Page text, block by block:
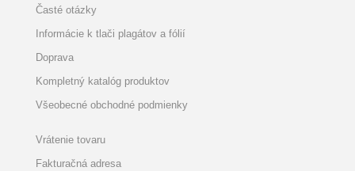
Časté otázky
Informácie k tlači plagátov a fólií
Doprava
Kompletný katalóg produktov
Všeobecné obchodné podmienky
Vrátenie tovaru
Fakturačná adresa